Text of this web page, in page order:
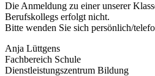
Die Anmeldung zu einer unserer
Berufskollegs erfolgt nicht.
Bitte wenden Sie sich persönlich/
Anja Lüttgens
Fachbereich Schule
Dienstleistungszentrum Bildung